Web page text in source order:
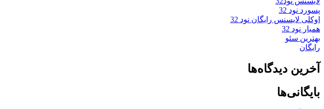
پسورد نود 32
اوکلی لایسنس رایگان نود 32
همیار نود 32
بهترین سئو
رایگان
آخرین دیدگاه‌ها
بایگانی‌ها